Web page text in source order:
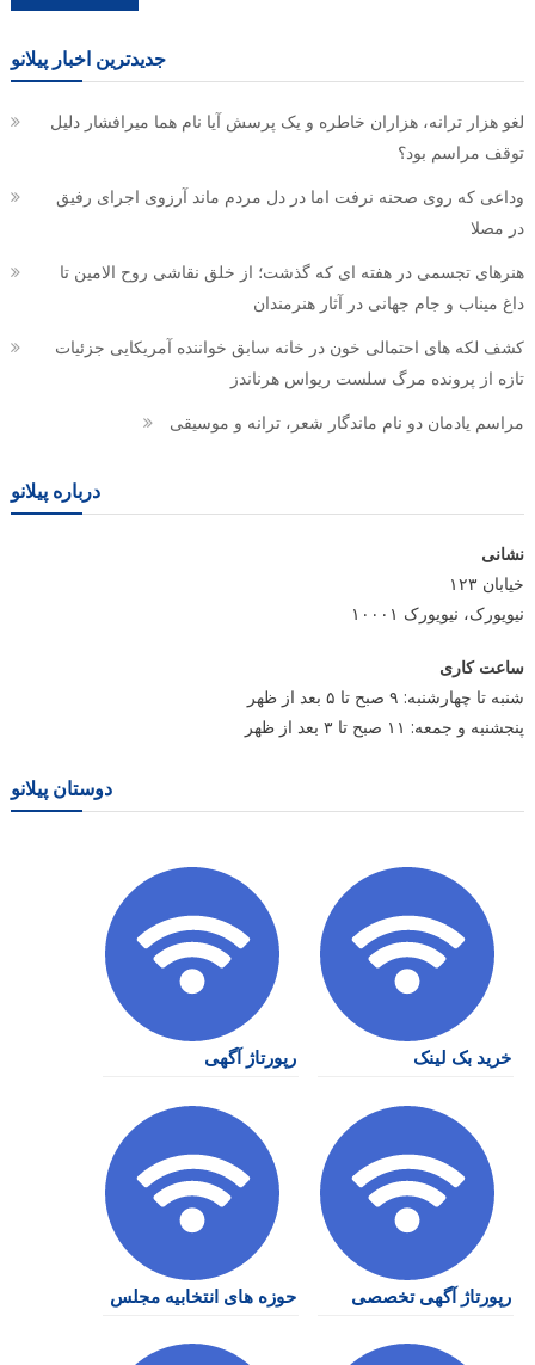
جدیدترین اخبار پیلانو
لغو هزار ترانه، هزاران خاطره و یک پرسش آیا نام هما میرافشار دلیل
توقف مراسم بود؟
وداعی که روی صحنه نرفت اما در دل مردم ماند آرزوی اجرای رفیق
در مصلا
هنرهای تجسمی در هفته ای که گذشت؛ از خلق نقاشی روح الامین تا
داغ میناب و جام جهانی در آثار هنرمندان
کشف لکه های احتمالی خون در خانه سابق خواننده آمریکایی جزئیات
تازه از پرونده مرگ سلست ریواس هرناندز
مراسم یادمان دو نام ماندگار شعر، ترانه و موسیقی
درباره پیلانو
نشانی
خیابان ۱۲۳
نیویورک، نیویورک ۱۰۰۰۱
ساعت کاری
شنبه تا چهارشنبه: ۹ صبح تا ۵ بعد از ظهر
پنجشنبه و جمعه: ۱۱ صبح تا ۳ بعد از ظهر
دوستان پیلانو
خرید بک لینک رپورتاژ آگهی
رپورتاژ آگهی تخصصی حوزه های انتخابیه مجلس